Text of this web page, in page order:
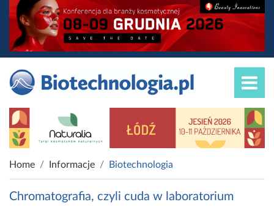
Home Informacje Biotechnologia
Chromatografia, czyli cuda w laboratorium